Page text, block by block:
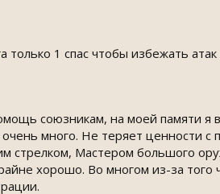
только 1 спас чтобы избежать
союзникам, на моей памяти я
много. Не теряет ценности с
стрелком, Мастером большого
хорошо. Во многом из-за того